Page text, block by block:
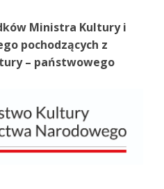
Ministra Kultury i
pochodzących z
– państwowego